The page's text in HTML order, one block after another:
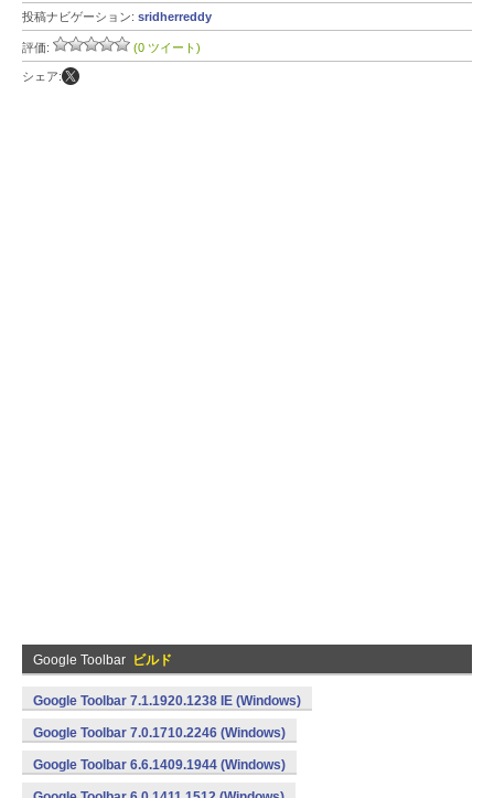
投稿ナビゲーション: sridherreddy
評価: (0 ツイート)
シェア:
Google Toolbar ビルド
Google Toolbar 7.1.1920.1238 IE (Windows)
Google Toolbar 7.0.1710.2246 (Windows)
Google Toolbar 6.6.1409.1944 (Windows)